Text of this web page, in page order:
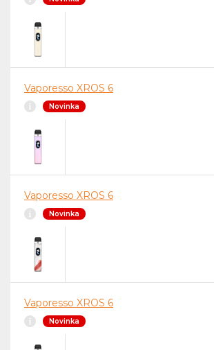
Vaporesso XROS 6
Novinka
Vaporesso XROS 6
Novinka
Vaporesso XROS 6
Novinka